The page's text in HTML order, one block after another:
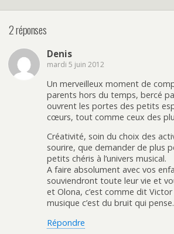
2 réponses
Denis
mardi 5 juin 2012
Un merveilleux moment de
parents hors du temps, bercé
ouvrent les portes des petits
cœurs, tout comme ceux des
Créativité, soin du choix des
sourire, que demander de plus
petits chéris à l’univers musical.
A faire absolument avec vos
souviendront toute leur vie et
et Olona, c’est comme dit
musique c’est du bruit qui
Répondre